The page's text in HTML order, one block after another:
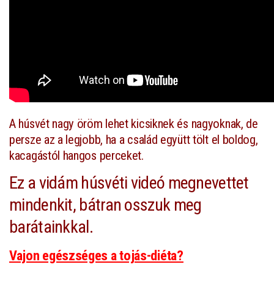
A húsvét nagy öröm lehet kicsiknek és nagyoknak, de
persze az a legjobb, ha a család együtt tölt el boldog,
kacagástól hangos perceket.
Ez a vidám húsvéti videó megnevettet
mindenkit, bátran osszuk meg
barátainkkal.
Vajon egészséges a tojás-diéta?